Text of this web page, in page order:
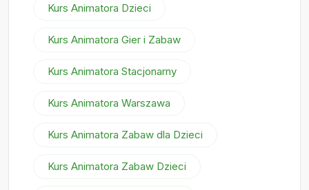
Kurs Animatora Dzieci
Kurs Animatora Gier i Zabaw
Kurs Animatora Stacjonarny
Kurs Animatora Warszawa
Kurs Animatora Zabaw dla Dzieci
Kurs Animatora Zabaw Dzieci